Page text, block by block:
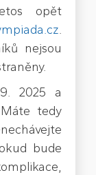
opět
.
nejsou
2025 a
tedy
bude